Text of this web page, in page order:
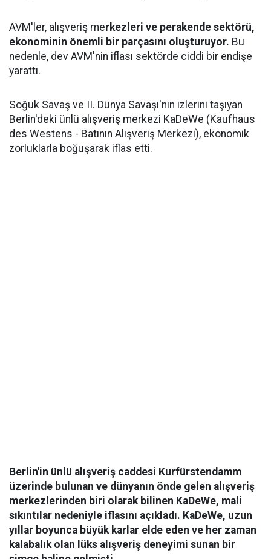
AVM'ler, alışveriş merkezleri ve perakende sektörü,
ekonominin önemli bir parçasını oluşturuyor. Bu
nedenle, dev AVM'nin iflası sektörde ciddi bir endişe
yarattı.
Soğuk Savaş ve II. Dünya Savaşı'nın izlerini taşıyan
Berlin'deki ünlü alışveriş merkezi KaDeWe (Kaufhaus
des Westens - Batının Alışveriş Merkezi), ekonomik
zorluklarla boğuşarak iflas etti.
Berlin'in ünlü alışveriş caddesi Kurfürstendamm
üzerinde bulunan ve dünyanın önde gelen alışveriş
merkezlerinden biri olarak bilinen KaDeWe, mali
sıkıntılar nedeniyle iflasını açıkladı. KaDeWe, uzun
yıllar boyunca büyük karlar elde eden ve her zaman
kalabalık olan lüks alışveriş deneyimi sunan bir